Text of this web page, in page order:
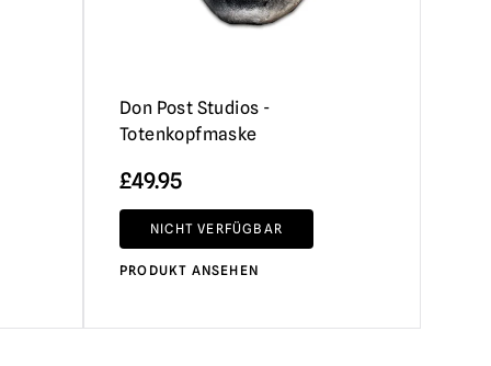
Don Post Studios -
Totenkopfmaske
£49.95
NICHT VERFÜGBAR
PRODUKT ANSEHEN